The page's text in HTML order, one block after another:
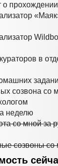
прохождении
в
созвона со
неделю
со мной за
созвоны со